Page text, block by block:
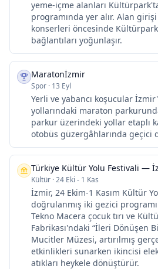
yeme-içme alanları
programında yer alır. Alan
konserleri öncesinde
bağlantıları yoğunlaşır.
Maratonİzmir
Spor · 13 Eyl
Yerli ve yabancı koşucular
yollarındaki maraton parkurunda
parkur üzerindeki yollar etaplı
otobüs güzergâhlarında geçici
Türkiye Kültür Yolu Festivali —
Kültür ·24 Eki - 1 Kas
İzmir, 24 Ekim-1 Kasım Kültür
doğrulanmış iki gezici
Tekno Macera çocuk tırı ve
Fabrikası'ndaki “İleri Dönüşen
Mucitler Müzesi, artırılmış
etkinlikleri sunarken ikincisi
atıkları heykele dönüştürür.